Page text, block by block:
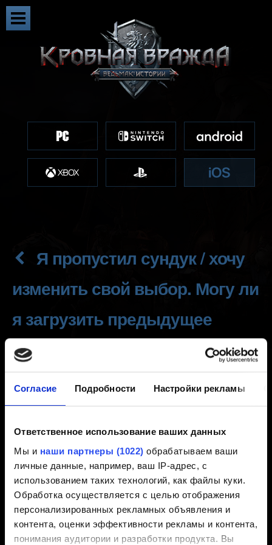
Согласие Подробности Настройки рекламы
Ответственное использование ваших данных
Мы и наши партнеры (1022) обрабатываем ваши
личные данные, например, ваш IP-адрес, с
использованием таких технологий, как файлы куки.
Обработка осуществляется с целью отображения
персонализированных рекламных объявления и
контента, оценки эффективности рекламы и контента,
понимания аудитории и разработки продукта. Вы
Я пропустил сундук / хочу
изменить свой выбор. Могу ли
я загрузить предыдущее
сохранение?
Создано 7 лет назад Обновлено 4 года назад
впечатления от погружения в мир игры, поэтому вы
должны будете продолжить путешествие с
последствиями ваших решений.
Однако вы сможете вернуться к любой главе после
окончания прохождения!
Загрузить Игру -> выберите сохранение ->
ВЕРНУТЬСЯ К... -> выберите главу, к которой вы